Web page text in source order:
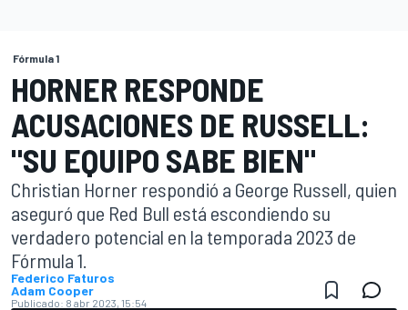
Fórmula 1
HORNER RESPONDE
ACUSACIONES DE RUSSELL:
"SU EQUIPO SABE BIEN"
Christian Horner respondió a George Russell, quien
aseguró que Red Bull está escondiendo su
verdadero potencial en la temporada 2023 de
Fórmula 1.
Federico Faturos
Adam Cooper
Publicado: 8 abr 2023, 15:54